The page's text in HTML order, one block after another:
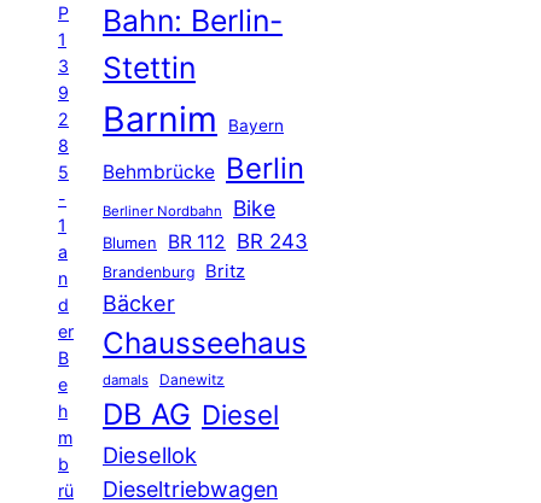
P
1
3
9
2
8
5
-
1
a
n
d
er
B
e
h
m
b
rü
Bahn: Berlin-
Stettin
Barnim Bayern
Behmbrücke Berlin
Berliner Nordbahn Bike
Blumen BR 112 BR 243
Brandenburg Britz
Bäcker
Chausseehaus
damals Danewitz
DB AG Diesel
Diesellok
Dieseltriebwagen